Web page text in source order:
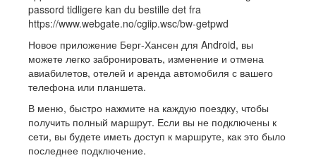
passord tidligere kan du bestille det fra
https://www.webgate.no/cgiip.wsc/bw-getpwd
Новое приложение Берг-Хансен для Android, вы
можете легко забронировать, изменение и отмена
авиабилетов, отелей и аренда автомобиля с вашего
телефона или планшета.
В меню, быстро нажмите на каждую поездку, чтобы
получить полный маршрут. Если вы не подключены к
сети, вы будете иметь доступ к маршруте, как это было
последнее подключение.